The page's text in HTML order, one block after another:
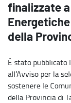
finalizzate
della
È stato pubblicato
all’Avviso per la
sostenere le
della Provincia di